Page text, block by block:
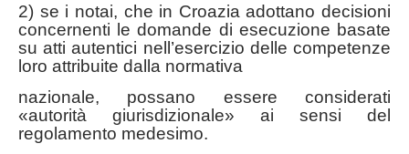
2) se i notai, che in Croazia adottano decisioni
concernenti le domande di esecuzione basate
su atti autentici nell’esercizio delle competenze
loro attribuite dalla normativa
nazionale, possano essere considerati
«autorità giurisdizionale» ai sensi del
regolamento medesimo.